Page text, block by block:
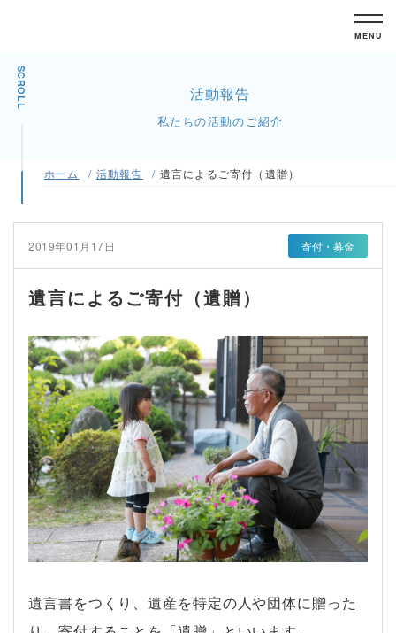
MENU
SCROLL 活動報告
私たちの活動のご紹介
ホーム 活動報告 遺言によるご寄付（遺贈）
2019年01月17日 寄付・募金
遺言によるご寄付（遺贈）
遺言書をつくり、遺産を特定の人や団体に贈った